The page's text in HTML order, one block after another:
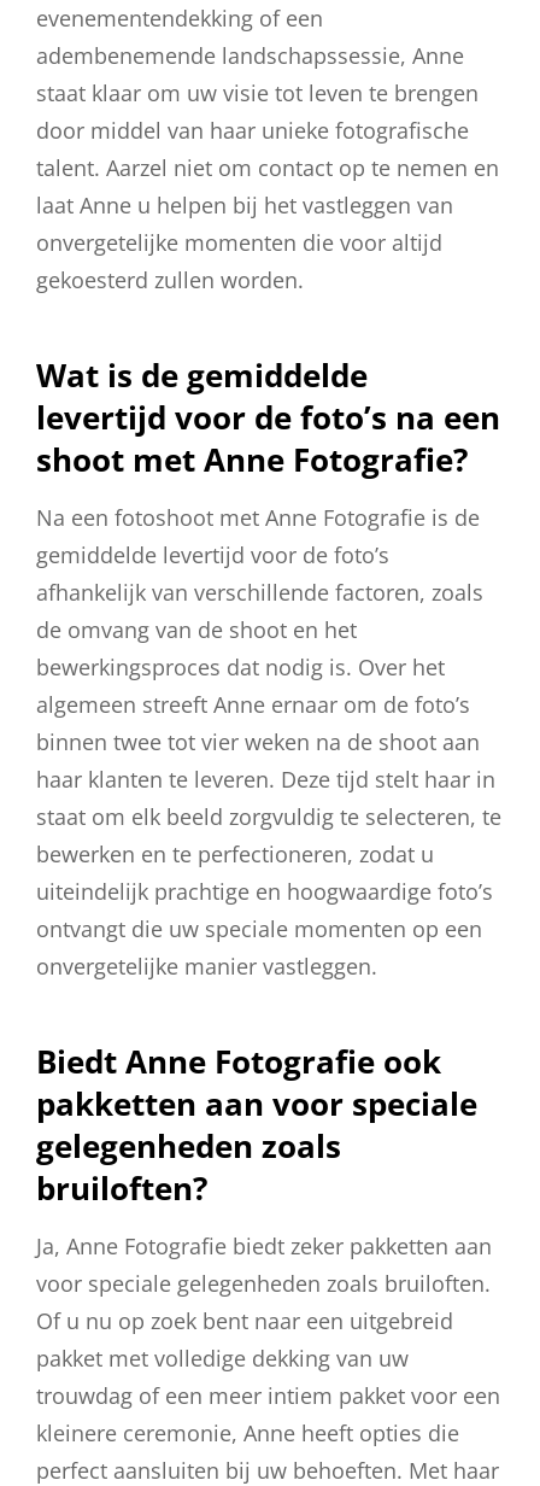
evenementendekking of een
adembenemende landschapssessie, Anne
staat klaar om uw visie tot leven te brengen
door middel van haar unieke fotografische
talent. Aarzel niet om contact op te nemen en
laat Anne u helpen bij het vastleggen van
onvergetelijke momenten die voor altijd
gekoesterd zullen worden.
Wat is de gemiddelde
levertijd voor de foto’s na een
shoot met Anne Fotografie?
Na een fotoshoot met Anne Fotografie is de
gemiddelde levertijd voor de foto’s
afhankelijk van verschillende factoren, zoals
de omvang van de shoot en het
bewerkingsproces dat nodig is. Over het
algemeen streeft Anne ernaar om de foto’s
binnen twee tot vier weken na de shoot aan
haar klanten te leveren. Deze tijd stelt haar in
staat om elk beeld zorgvuldig te selecteren, te
bewerken en te perfectioneren, zodat u
uiteindelijk prachtige en hoogwaardige foto’s
ontvangt die uw speciale momenten op een
onvergetelijke manier vastleggen.
Biedt Anne Fotografie ook
pakketten aan voor speciale
gelegenheden zoals
bruiloften?
Ja, Anne Fotografie biedt zeker pakketten aan
voor speciale gelegenheden zoals bruiloften.
Of u nu op zoek bent naar een uitgebreid
pakket met volledige dekking van uw
trouwdag of een meer intiem pakket voor een
kleinere ceremonie, Anne heeft opties die
perfect aansluiten bij uw behoeften. Met haar